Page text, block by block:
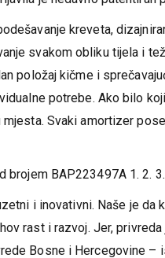
kreveta,
svakom obliku tijela i
položaj kičme i
potrebe. Ako bilo
Svaki amortizer
brojem BAP223497A 1. 2.
i inovativni. Naše je da
rast i razvoj. Jer,
Bosne i Hercegovine